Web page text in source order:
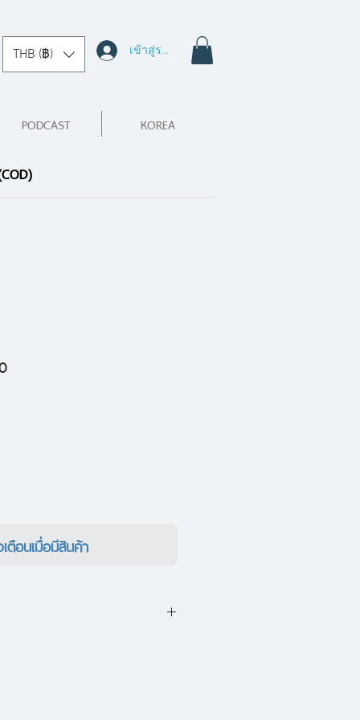
THB (฿) เข้าสู่ระบบ
PODCAST KOREA
ราคา
ตือนเมื่อมีสินค้า
รื่องจริง โบราณบอกเล่าไว้ทว่า